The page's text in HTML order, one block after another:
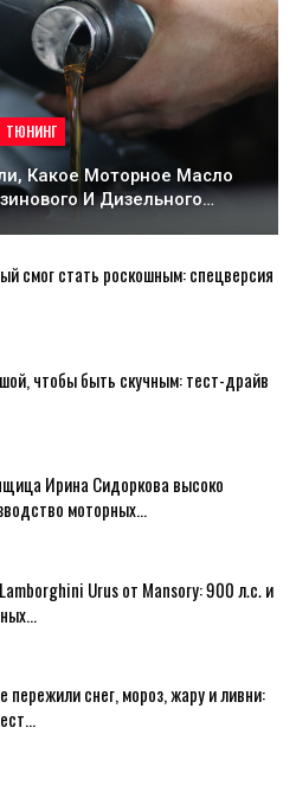
ТЮНИНГ
Какое Моторное Масло
И Дизельного…
смог стать роскошным: спецверсия
чтобы быть скучным: тест-драйв
Ирина Сидоркова высоко
моторных…
Urus от Mansory: 900 л.с. и
снег, мороз, жару и ливни: